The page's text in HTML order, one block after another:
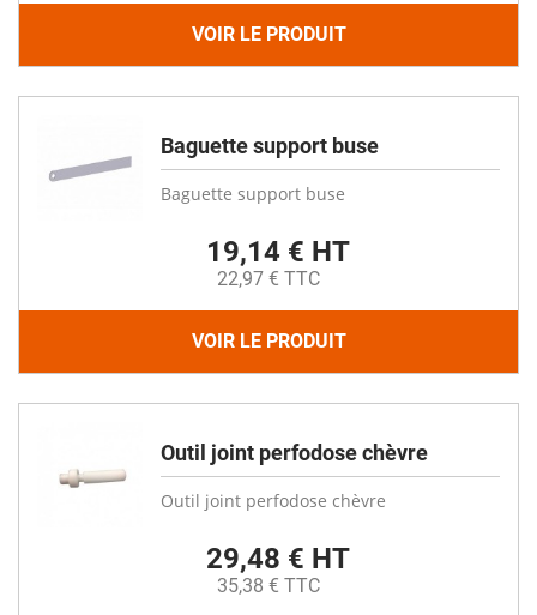
VOIR LE PRODUIT
Baguette support buse
Baguette support buse
19,14 € HT
22,97 € TTC
VOIR LE PRODUIT
Outil joint perfodose chèvre
Outil joint perfodose chèvre
29,48 € HT
35,38 € TTC